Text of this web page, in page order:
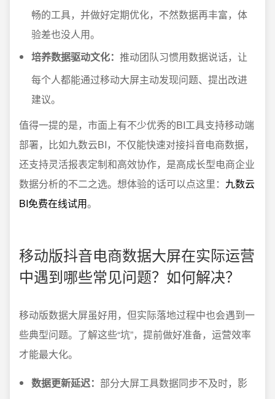
畅的工具，并做好定期优化，不然数据再丰富，体
验差也没人用。
培养数据驱动文化： 推动团队习惯用数据说话，让
每个人都能通过移动大屏主动发现问题、提出改进
建议。
值得一提的是，市面上有不少优秀的BI工具支持移动端
部署，比如九数云BI，不仅能快速对接抖音电商数据，
还支持灵活报表定制和高效协作，是高成长型电商企业
数据分析的不二之选。想体验的话可以点这里： 九数云
BI免费在线试用。
移动版抖音电商数据大屏在实际运营
中遇到哪些常见问题？如何解决？
移动版数据大屏虽好用，但实际落地过程中也会遇到一
些典型问题。了解这些“坑”，提前做好准备，运营效率
才能最大化。
数据更新延迟： 部分大屏工具数据同步不及时，影